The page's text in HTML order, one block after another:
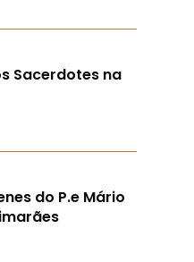
Sacerdotes na
do P.e Mário